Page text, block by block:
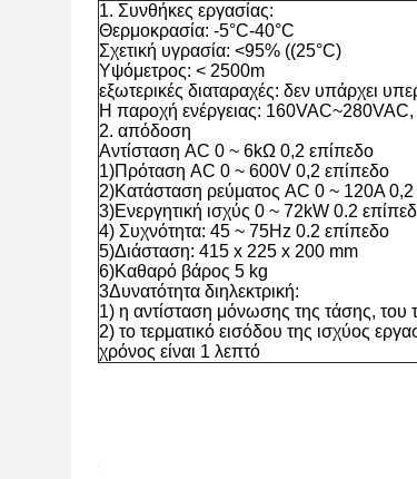
1. Συνθήκες εργασίας:
Θερμοκρασία: -5°C-40°C
Σχετική υγρασία: <95% ((25°C)
Υψόμετρος: < 2500m
εξωτερικές διαταραχές: δεν υπάρχει
Η παροχή ενέργειας:
2. απόδοση
Αντίσταση AC 0 ~ 6kΩ 0,2 επίπεδο
1)Πρόταση AC 0 ~ 600V 0,2 επίπεδο
2)Κατάσταση ρεύματος AC 0 ~ 120A 0,2
3)Ενεργητική ισχύς 0 ~ 72kW 0.2
4) Συχνότητα: 45 ~ 75Hz 0.2 επίπεδο
5)Διάσταση: 415 x 225 x 200 mm
6)Καθαρό βάρος 5 kg
3Δυνατότητα διηλεκτρική:
1) η αντίσταση μόνωσης της τάσης, του
2) το τερματικό εισόδου της ισχύος
χρόνος είναι 1 λεπτό